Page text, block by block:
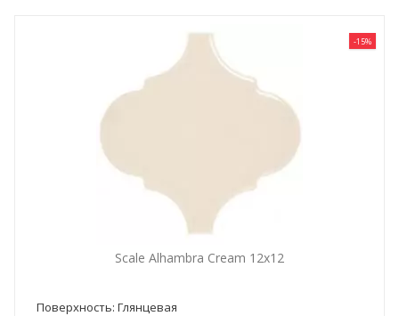
-15%
Scale Alhambra Cream 12x12
Поверхность: Глянцевая